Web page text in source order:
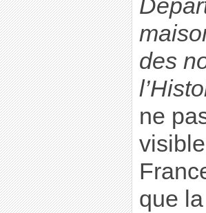
des
ne
que